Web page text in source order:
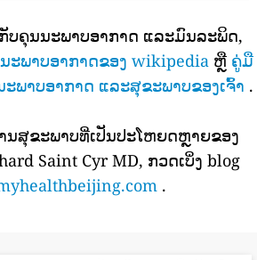
ບຄຸນນະພາບອາກາດ ແລະມົນລະພິດ,
ະພາບອາກາດຂອງ wikipediaຫຼື ຄູ່ມື
ພາບອາກາດ ແລະສຸຂະພາບຂອງເຈົ້າ .
ນສຸຂະພາບທີ່ເປັນປະໂຫຍດຫຼາຍຂອງ
Saint Cyr MD, ກວດເບິ່ງ blog
.